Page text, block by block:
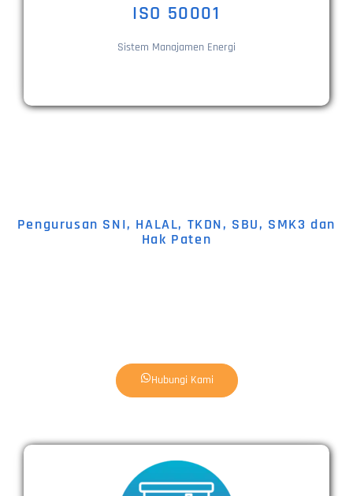
ISO 50001
Sistem Manajamen Energi
Pengurusan SNI, HALAL, TKDN, SBU, SMK3 dan
Hak Paten
Hubungi Kami